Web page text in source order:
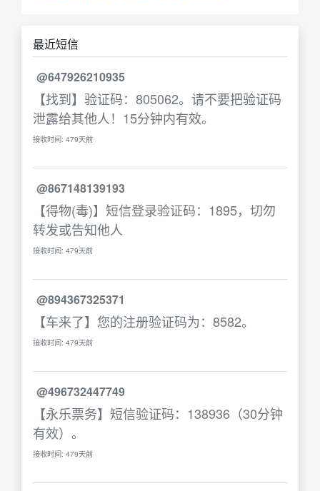
最近短信
@647926210935
【找到】验证码：805062。请不要把验证码
泄露给其他人！15分钟内有效。
接收时间: 479天前
@867148139193
【得物(毒)】短信登录验证码：1895，切勿
转发或告知他人
接收时间: 479天前
@894367325371
【车来了】您的注册验证码为：8582。
接收时间: 479天前
@496732447749
【永乐票务】短信验证码：138936（30分钟
有效）。
接收时间: 479天前